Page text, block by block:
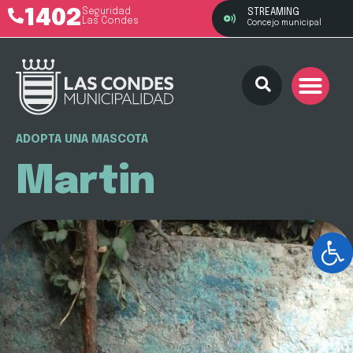
1402 Seguridad
Las Condes
STREAMING
Concejo municipal
ADOPTA UNA MASCOTA
Martin